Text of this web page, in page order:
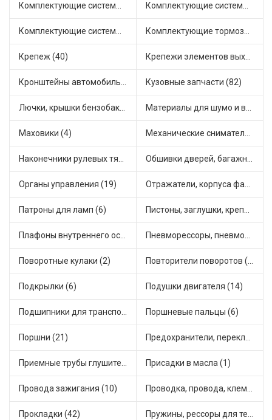
Комплектующие системы выпуска отработавших газов (10) Комплектующие системы отопления (25)
Комплектующие системы питания (12) Комплектующие тормозной системы (22)
Крепеж (40) Крепежи элементов выхлопной системы (5)
Кронштейны автомобильные (4) Кузовные запчасти (82)
Лючки, крышки бензобака (6) Материалы для шумо и виброизоляции (1)
Маховики (4) Механические сниматели (1)
Наконечники рулевых тяг (30) Обшивки дверей, багажника, потолков, накладки салона (36)
Органы управления (19) Отражатели, корпуса фар и фонарей (1)
Патроны для ламп (6) Пистоны, заглушки, крепежные элементы (12)
Плафоны внутреннего освещения (1) Пневморессоры, пневмоподушки (1)
Поворотные кулаки (2) Повторители поворотов (10)
Подкрылки (6) Подушки двигателя (14)
Подшипники для транспорта (43) Поршневые пальцы (6)
Поршни (21) Предохранители, переключатели, кнопки автомобильные (40)
Приемные трубы глушителя (5) Присадки в масла (1)
Провода зажигания (10) Проводка, провода, клеммы и разъемы (23)
Прокладки (42) Пружины, рессоры для техники (29)